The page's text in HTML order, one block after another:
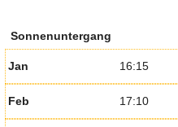
Sonnenuntergang
Jan 16:15
Feb 17:10